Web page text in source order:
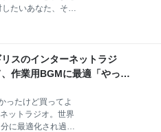
たいあなた、そん
らされる癒しのひ
13(月)いっぱいま
現在は先行セー
どしお買い求めく
ご購入いただくと
になります。あり
スのインターネットラジ
作業用BGMに最適「やっぱ
鎮座してくれるのがいい」
ったけど買ってよ
ットラジオ。世界
に最適化され過ぎ